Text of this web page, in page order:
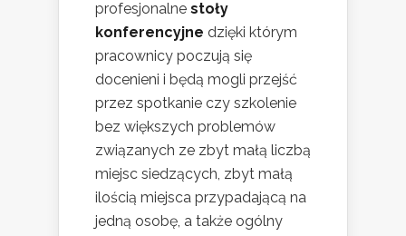
profesjonalne stoły
konferencyjne dzięki którym
pracownicy poczują się
docenieni i będą mogli przejść
przez spotkanie czy szkolenie
bez większych problemów
związanych ze zbyt małą liczbą
miejsc siedzących, zbyt małą
ilością miejsca przypadającą na
jedną osobę, a także ogólny